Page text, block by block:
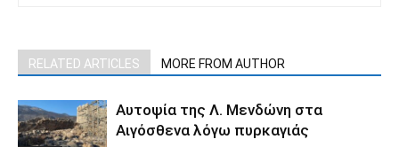
RELATED ARTICLES MORE FROM AUTHOR
Αυτοψία της Λ. Μενδώνη στα
Αιγόσθενα λόγω πυρκαγιάς